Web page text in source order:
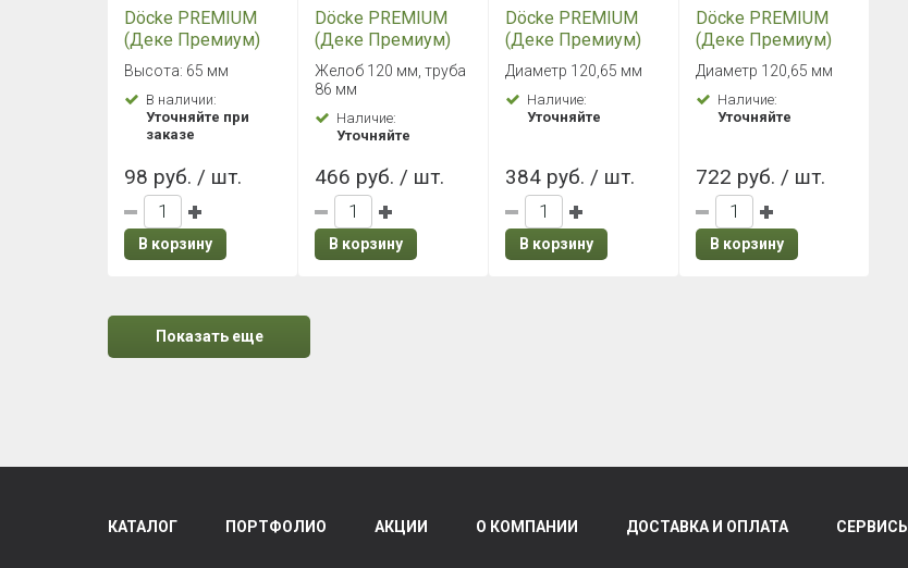
Döcke PREMIUM
(Деке Премиум)
Сетка защитная
Каштан
Высота: 65 мм
В наличии:
Уточняйте при
заказе
98 руб. / шт.
В корзину
Döcke PREMIUM
(Деке Премиум)
Воронка Каштан
Желоб 120 мм, труба
86 мм
Наличие:
Уточняйте
466 руб. / шт.
В корзину
Döcke PREMIUM
(Деке Премиум)
Желоб 1500 мм
Каштан
Диаметр 120,65 мм
Наличие:
Уточняйте
384 руб. / шт.
В корзину
Döcke PREMIUM
(Деке Премиум)
Желоб 3000 мм
Каштан
Диаметр 120,65 мм
Наличие:
Уточняйте
722 руб. / шт.
В корзину
Показать еще
КАТАЛОГ ПОРТФОЛИО АКЦИИ О КОМПАНИИ ДОСТАВКА И ОПЛАТА СЕРВИСЫ